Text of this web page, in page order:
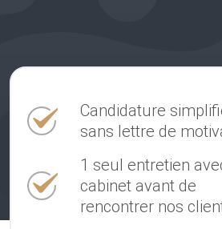
Candidature
sans lettre de
1 seul entretien
cabinet avant de
rencontrer nos